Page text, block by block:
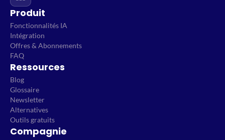
Produit
Fonctionnalités IA
Intégration
Offres & Abonnements
FAQ
Ressources
Blog
Glossaire
Newsletter
Alternatives
Outils gratuits
Compagnie